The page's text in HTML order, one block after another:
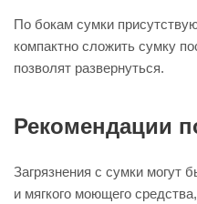
По бокам сумки
компактно сложить сумку
позволят развернуться.
Рекомендации
Загрязнения с сумки
и мягкого моющего